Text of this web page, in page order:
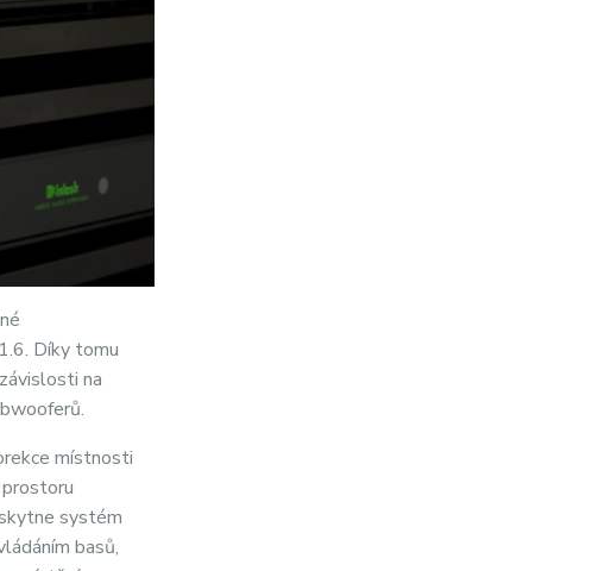
Díky tomu
na
místnosti
systém
basů,